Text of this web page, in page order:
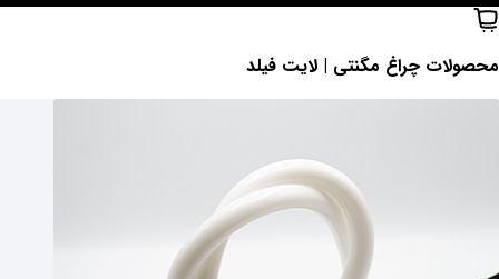
محصولات ‌چراغ مگنتی | لایت فیلد